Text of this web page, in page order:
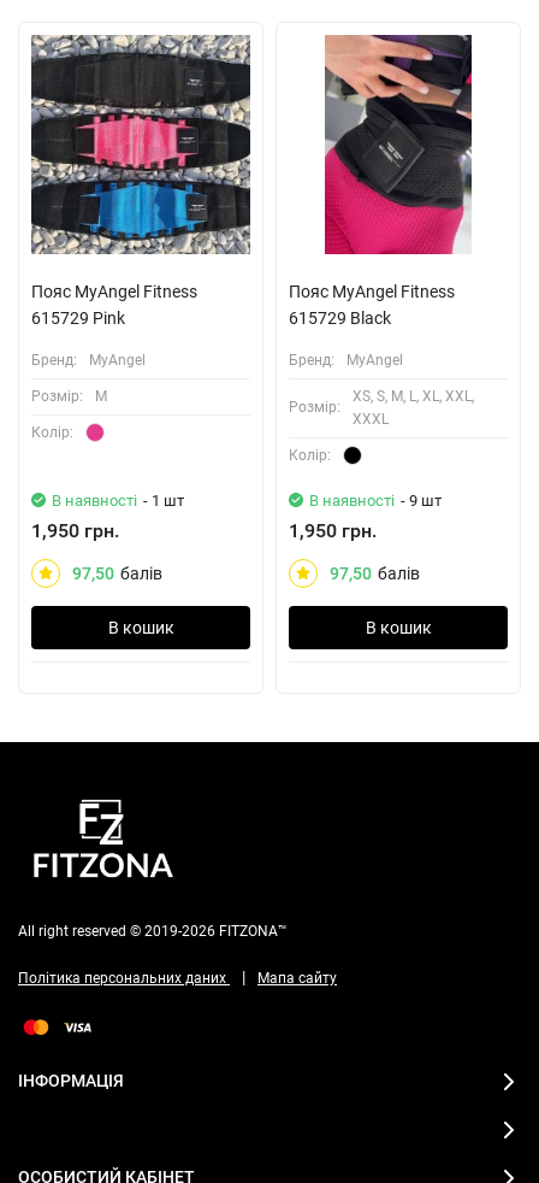
Пояс MyAngel Fitness
615729 Pink
Бренд: MyAngel
Розмiр: M
Колiр:
В наявності - 1 шт
1,950 грн.
97,50 балів
В кошик
Пояс MyAngel Fitness
615729 Black
Бренд: MyAngel
Розмiр:
XS, S, M, L, XL, XXL,
XXXL
Колiр:
В наявності - 9 шт
1,950 грн.
97,50 балів
В кошик
All right reserved © 2019-2026 FITZONA™
Політика персональних даних | Мапа сайту
ІНФОРМАЦІЯ
ОСОБИСТИЙ КАБІНЕТ